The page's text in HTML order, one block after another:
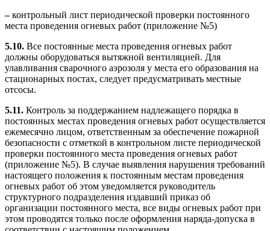
–контрольный лист периодической проверки постоянного
места проведения огневых работ (приложение №5)
5.10. Все постоянные места проведения огневых работ
должны оборудоваться вытяжной вентиляцией. Для
улавливания сварочного аэрозоля у места его образования на
стационарных постах, следует предусматривать местные
отсосы.
5.11. Контроль за поддержанием надлежащего порядка в
постоянных местах проведения огневых работ осуществляется
ежемесячно лицом, ответственным за обеспечение пожарной
безопасности с отметкой в контрольном листе периодической
проверки постоянного места проведения огневых работ
(приложение №5). В случае выявления нарушения требований
настоящего положения к постоянным местам проведения
огневых работ об этом уведомляется руководитель
структурного подразделения издавший приказ об
организации постоянного места, все виды огневых работ при
этом проводятся только после оформления наряда-допуска в